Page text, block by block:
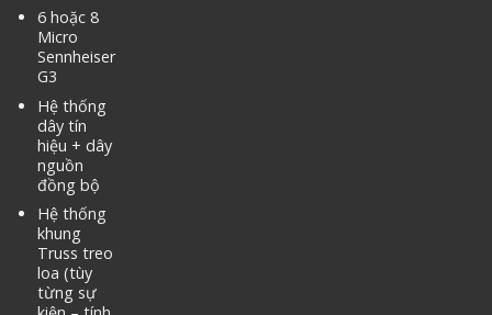
6 hoặc 8
Micro
Sennheiser
G3
Hệ thống
dây tín
hiệu + dây
nguồn
đồng bộ
Hệ thống
khung
Truss treo
loa (tùy
từng sự